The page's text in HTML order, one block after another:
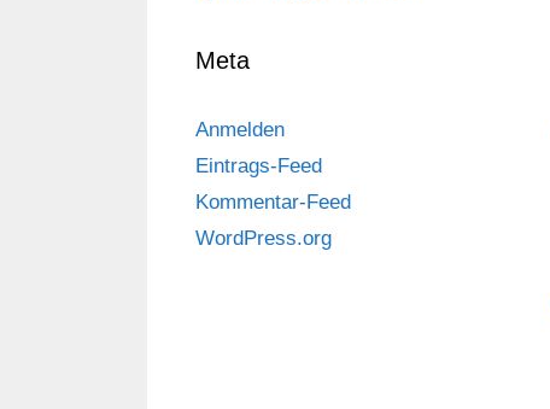
Meta
Anmelden
Eintrags-Feed
Kommentar-Feed
WordPress.org